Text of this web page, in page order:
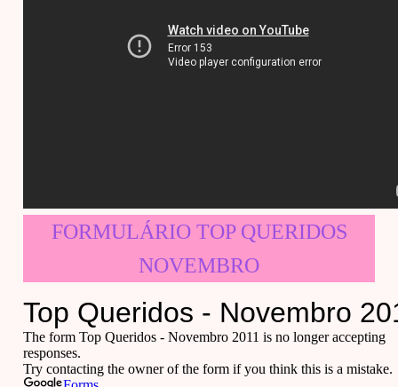
FORMULÁRIO TOP QUERIDOS
NOVEMBRO